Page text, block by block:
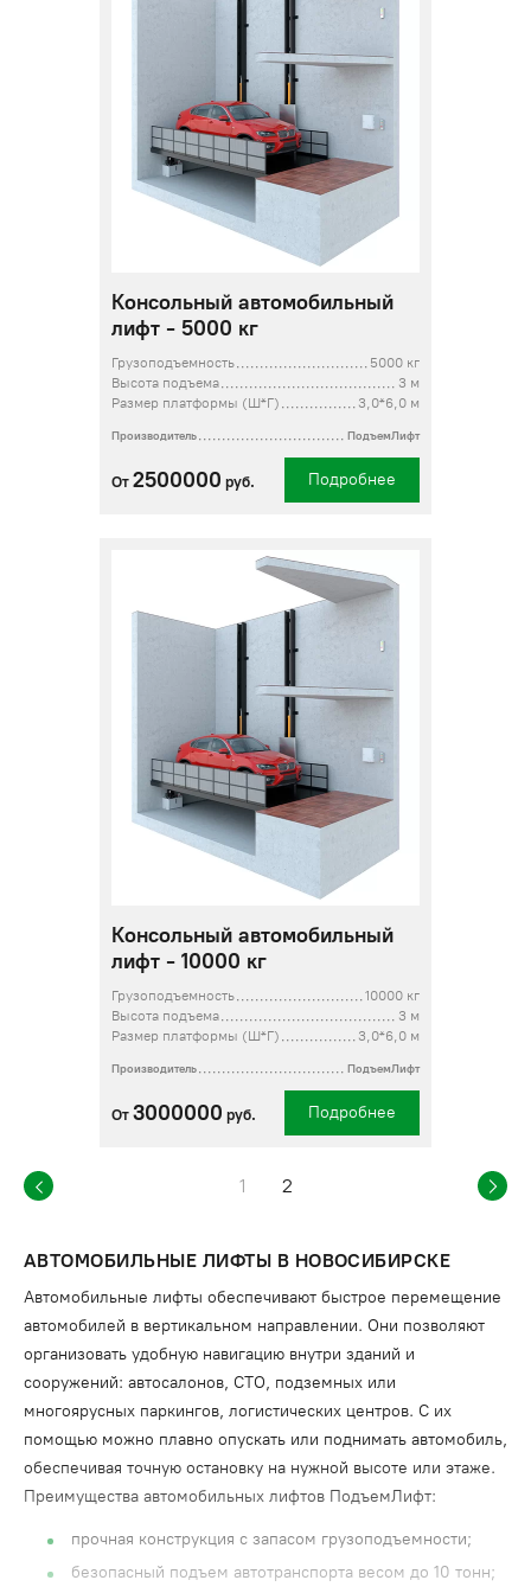
Консольный автомобильный
лифт - 5000 кг
Грузоподъемность
5000 кг
Высота подъема
3 м
Размер платформы (Ш*Г)
3,0*6,0 м
Производитель ПодъемЛифт
От 2500000 руб. Подробнее
Консольный автомобильный
лифт - 10000 кг
Грузоподъемность
10000 кг
Высота подъема
3 м
Размер платформы (Ш*Г)
3,0*6,0 м
Производитель ПодъемЛифт
От 3000000 руб. Подробнее
1 2
АВТОМОБИЛЬНЫЕ ЛИФТЫ В НОВОСИБИРСКЕ
Автомобильные лифты обеспечивают быстрое перемещение
автомобилей в вертикальном направлении. Они позволяют
организовать удобную навигацию внутри зданий и
сооружений: автосалонов, СТО, подземных или
многоярусных паркингов, логистических центров. С их
помощью можно плавно опускать или поднимать автомобиль,
обеспечивая точную остановку на нужной высоте или этаже.
Преимущества автомобильных лифтов ПодъемЛифт:
прочная конструкция с запасом грузоподъемности;
безопасный подъем автотранспорта весом до 10 тонн;